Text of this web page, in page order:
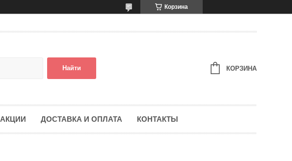
Корзина
Найти КОРЗИНА
АКЦИИ ДОСТАВКА И ОПЛАТА КОНТАКТЫ